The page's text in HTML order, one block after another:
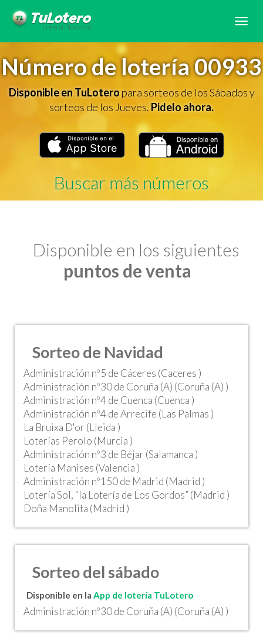
Número de lotería 00933
Disponible en TuLoteropara sorteos de los Sábados y
sorteos de los Jueves.Pidelo ahora.
Buscar más números
Disponible en los siguientes
puntos de venta
Sorteo de Navidad
Administración nº5 de Cáceres (Caceres )
Administración nº30 de Coruña (A) (Coruña (A) )
Administración nº4 de Cuenca (Cuenca )
Administración nº4 de Arrecife (Las Palmas )
La Bruixa D'or (Lleida )
Loterías Perolo (Murcia )
Administración nº3 de Béjar (Salamanca )
Lotería Manises (Valencia )
Administración nº150 de Madrid (Madrid )
Lotería Sol, “la Lotería de Los Gordos” (Madrid )
Doña Manolita (Madrid )
Sorteo del sábado
Disponible en la App de lotería TuLotero
Administración nº30 de Coruña (A) (Coruña (A) )